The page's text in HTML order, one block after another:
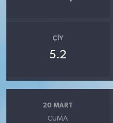
ÇIY
5.2
20 MART
CUMA